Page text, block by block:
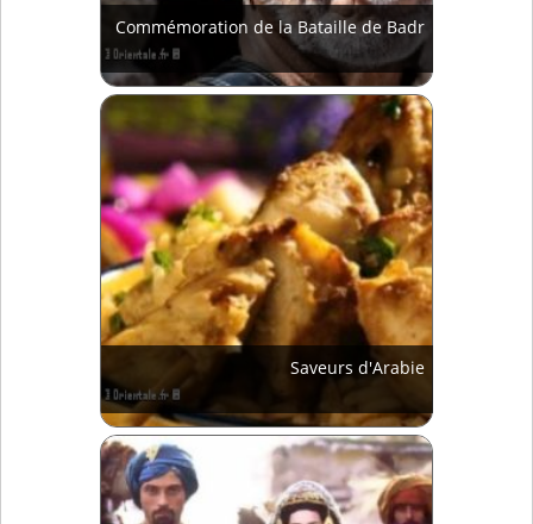
Commémoration de la Bataille de Badr
Saveurs d'Arabie